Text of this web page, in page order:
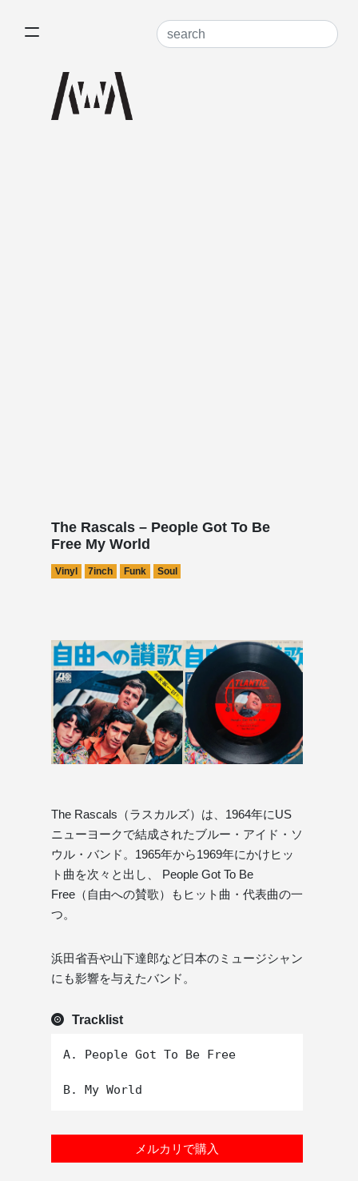
The Rascals – People Got To Be
Free My World
Vinyl 7inch Funk Soul
The Rascals（ラスカルズ）は、1964年にUS
ニューヨークで結成されたブルー・アイド・ソ
ウル・バンド。1965年から1969年にかけヒッ
ト曲を次々と出し、 People Got To Be
Free（自由への賛歌）もヒット曲・代表曲の一
つ。
浜田省吾や山下達郎など日本のミュージシャン
にも影響を与えたバンド。
Tracklist
A. People Got To Be Free
メルカリで購入